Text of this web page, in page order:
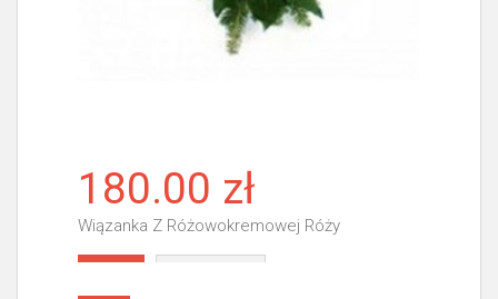
180.00 zł
Wiązanka Z Różowokremowej Róży